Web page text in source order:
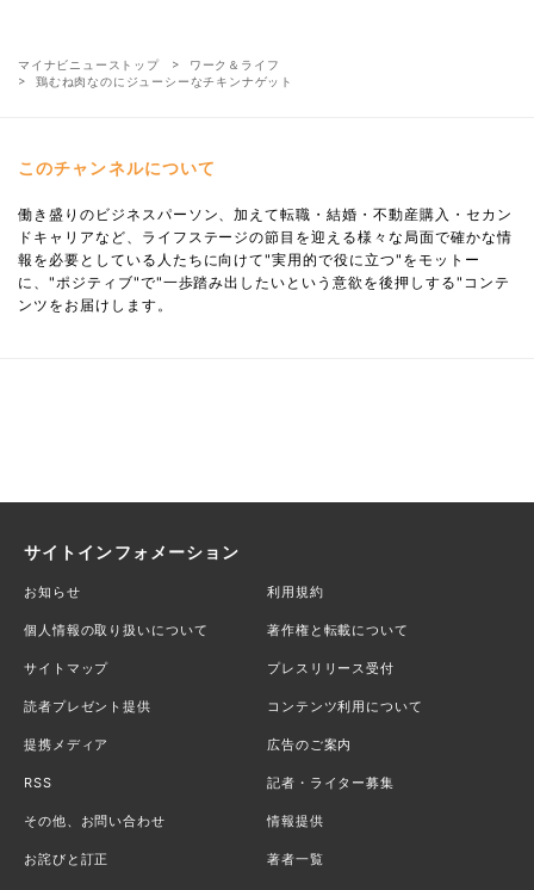
マイナビニューストップ
ワーク＆ライフ
鶏むね肉なのにジューシーなチキンナゲット
このチャンネルについて
働き盛りのビジネスパーソン、加えて転職・結婚・不動産購入・セカン
ドキャリアなど、ライフステージの節目を迎える様々な局面で確かな情
報を必要としている人たちに向けて"実用的で役に立つ"をモットー
に、"ポジティブ"で"一歩踏み出したいという意欲を後押しする"コンテ
ンツをお届けします。
サイトインフォメーション
お知らせ 利用規約
個人情報の取り扱いについて 著作権と転載について
サイトマップ プレスリリース受付
読者プレゼント提供 コンテンツ利用について
提携メディア 広告のご案内
RSS 記者・ライター募集
その他、お問い合わせ 情報提供
お詫びと訂正 著者一覧